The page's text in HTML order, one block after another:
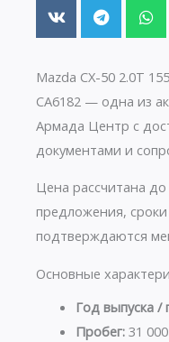
Mazda CX-50 2.0T
CA6182 — одна из
Армада Центр с
документами и
Цена рассчитана
предложения,
подтверждаются
Основные
Год выпуска /
Пробег:31